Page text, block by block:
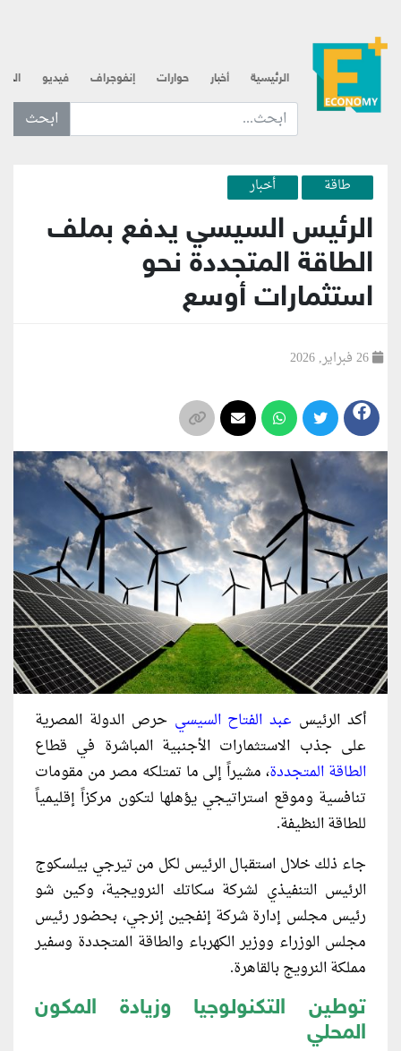
الرئيسية أخبار حوارات إنفوجراف فيديو
ابحث عن... :
طاقة أخبار
الرئيس السيسي يدفع بملف
الطاقة المتجددة نحو
استثمارات أوسع
أكد الرئيس عبد الفتاح السيسي حرص الدولة المصرية
على جذب الاستثمارات الأجنبية المباشرة في قطاع
الطاقة المتجددة، مشيراً إلى ما تمتلكه مصر من مقومات
تنافسية وموقع استراتيجي يؤهلها لتكون مركزاً إقليمياً
للطاقة النظيفة.
جاء ذلك خلال استقبال الرئيس لكل من تيرجي بيلسكوج
الرئيس التنفيذي لشركة سكاتك النرويجية، وكين شو
رئيس مجلس إدارة شركة إنفجين إنرجي، بحضور رئيس
مجلس الوزراء ووزير الكهرباء والطاقة المتجددة وسفير
مملكة النرويج بالقاهرة.
توطين التكنولوجيا وزيادة المكون
المحلي